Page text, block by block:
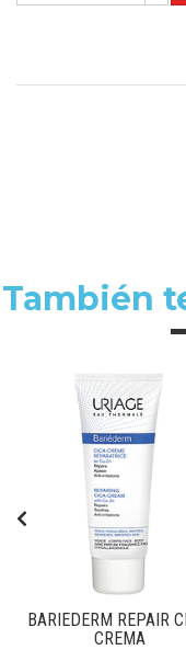
También
BARIEDERM REPAIR
CREMA